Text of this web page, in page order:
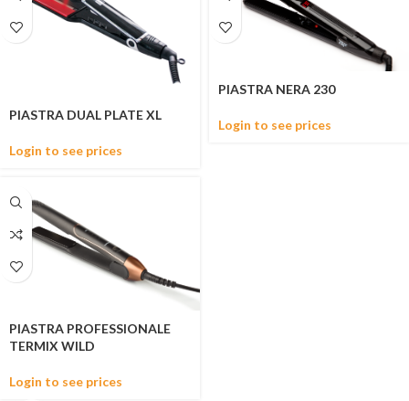
PIASTRA DUAL PLATE XL
Login to see prices
PIASTRA NERA 230
Login to see prices
PIASTRA PROFESSIONALE
TERMIX WILD
Login to see prices